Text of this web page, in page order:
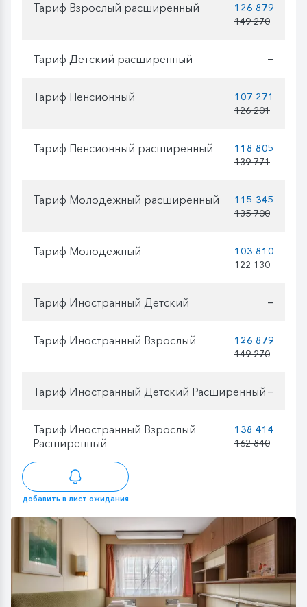
Тариф Взрослый расширенный
126 879
149 270
Тариф Детский расширенный —
Тариф Пенсионный
107 271
126 201
Тариф Пенсионный расширенный
118 805
139 771
Тариф Молодежный расширенный
115 345
135 700
Тариф Молодежный
103 810
122 130
Тариф Иностранный Детский —
Тариф Иностранный Взрослый
126 879
149 270
Тариф Иностранный Детский Расширенный —
Тариф Иностранный Взрослый
Расширенный
138 414
162 840
добавить в лист ожидания